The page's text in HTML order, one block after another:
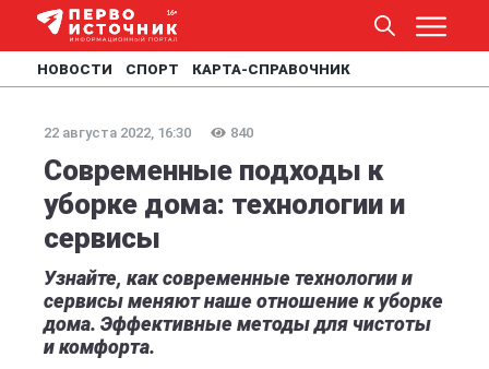
НОВОСТИ СПОРТ КАРТА-СПРАВОЧНИК
22 августа 2022, 16:30 840
Современные подходы к
уборке дома: технологии и
сервисы
Узнайте, как современные технологии и
сервисы меняют наше отношение к уборке
дома. Эффективные методы для чистоты
и комфорта.